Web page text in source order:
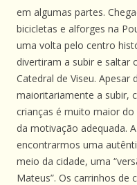
em algumas partes.
bicicletas e alforges na
uma volta pelo centro
divertiram a subir e saltar
Catedral de Viseu.
maioritariamente a subir,
crianças é muito maior
da motivação adequada.
encontrarmos uma
meio da cidade, uma
Mateus”. Os carrinhos de